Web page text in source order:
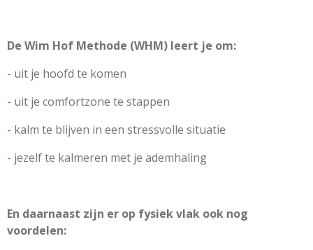
De Wim Hof Methode (WHM) leert je om:
- uit je hoofd te komen
- uit je comfortzone te stappen
- kalm te blijven in een stressvolle situatie
- jezelf te kalmeren met je ademhaling
En daarnaast zijn er op fysiek vlak ook nog
voordelen: